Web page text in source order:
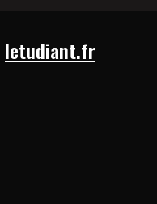
letudiant.fr